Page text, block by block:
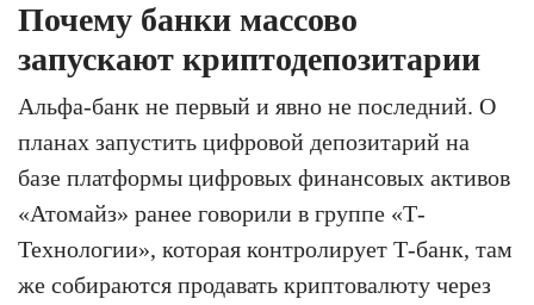
Почему банки массово
запускают криптодепозитарии
Альфа-банк не первый и явно не последний. О
планах запустить цифровой депозитарий на
базе платформы цифровых финансовых активов
«Атомайз» ранее говорили в группе «Т-
Технологии», которая контролирует Т-банк, там
же собираются продавать криптовалюту через